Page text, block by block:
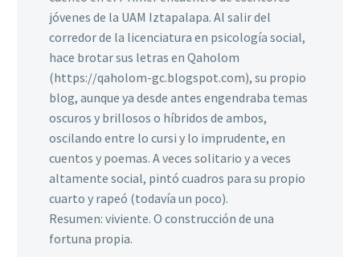
jóvenes de la UAM Iztapalapa. Al salir del
corredor de la licenciatura en psicología social,
hace brotar sus letras en Qaholom
(https://qaholom-gc.blogspot.com), su propio
blog, aunque ya desde antes engendraba temas
oscuros y brillosos o híbridos de ambos,
oscilando entre lo cursi y lo imprudente, en
cuentos y poemas. A veces solitario y a veces
altamente social, pintó cuadros para su propio
cuarto y rapeó (todavía un poco).
Resumen: viviente. O construcción de una
fortuna propia.